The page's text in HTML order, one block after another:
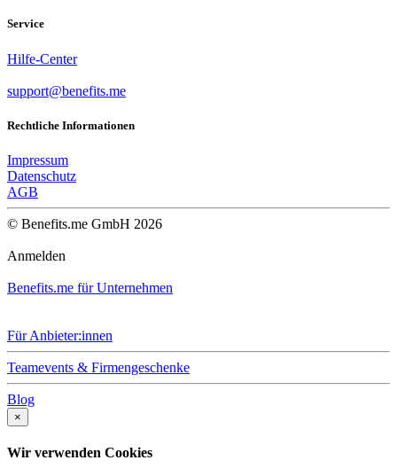
Service
Hilfe-Center
support@benefits.me
Rechtliche Informationen
Impressum
Datenschutz
AGB
© Benefits.me GmbH 2026
Anmelden
Benefits.me für Unternehmen
Für Anbieter:innen
Teamevents & Firmengeschenke
Blog
×
Wir verwenden Cookies